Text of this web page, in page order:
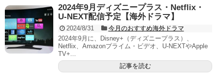
2024年9月ディズニープラス・Netflix・
U-NEXT配信予定【海外ドラマ】
2024/8/31
今月のおすすめ海外ドラマ
2024年9月に、Disney+（ディズニープラス）、
Netflix、Amazonプライム・ビデオ、U-NEXTやApple
TV+...
記事を読む